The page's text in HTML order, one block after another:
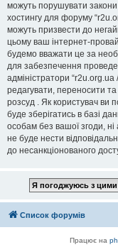
можуть порушувати закони
хостингу для форуму
можуть призвести до
цьому ваш інтернет-
будемо вважати це за
для забезпечення
адміністратори
редагувати, переносити
розсуд . Як користувач ви
буде зберігатись в базі
особам без вашої згоди, ні
не буде нести
до несанкціонованого
Список форумів
Працює на